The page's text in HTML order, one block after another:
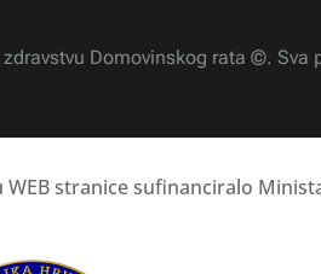
Domovinskog rata ©. Sva
WEB stranice sufinanciralo